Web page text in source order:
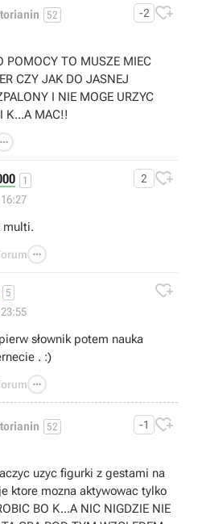
52 -2 
POMOCY TO MUSZE MIEC
CZY JAK DO JASNEJ
I NIE MOGE URZYC
K...A MAC!!

1 2 
multi.

5 
słownik potem nauka
. :)

52 -1 
uzyc figurki z gestami na
ktore mozna aktywowac tylko
BO K...A NIC NIGDZIE NIE